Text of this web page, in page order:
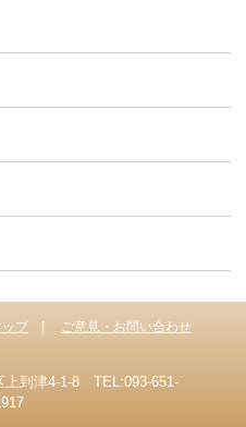
プ ご意見・お問い合わせ
上到津4-1-8 TEL:093-651-